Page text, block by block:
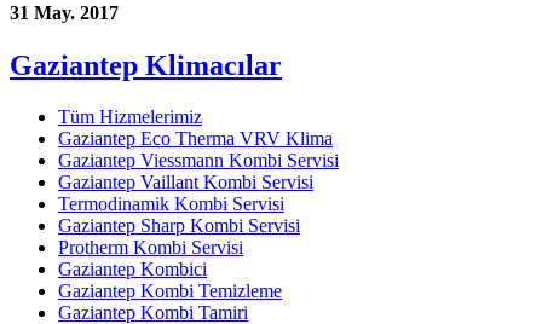
31 May. 2017
Gaziantep Klimacılar
Tüm Hizmelerimiz
Gaziantep Eco Therma VRV Klima
Gaziantep Viessmann Kombi Servisi
Gaziantep Vaillant Kombi Servisi
Termodinamik Kombi Servisi
Gaziantep Sharp Kombi Servisi
Protherm Kombi Servisi
Gaziantep Kombici
Gaziantep Kombi Temizleme
Gaziantep Kombi Tamiri